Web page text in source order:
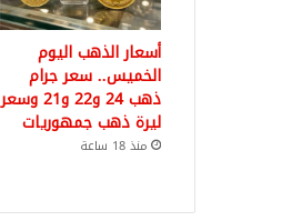
أسعار الذهب اليوم
الخميس.. سعر جرام
ذهب 24 و22 و21 وسعر
ليرة ذهب جمهوريات
منذ 18 ساعة